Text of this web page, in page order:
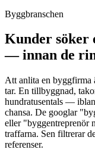
Byggbranschen
Kunder söker
— innan de
Att anlita en byggfirma
tar. En tillbyggnad,
hundratusentals —
chansa. De googlar
eller "byggentreprenör
traffarna. Sen filtrerar
referenser.